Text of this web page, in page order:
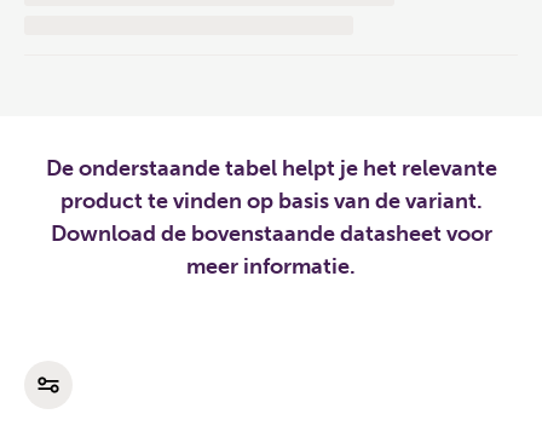
De onderstaande tabel helpt je het relevante
product te vinden op basis van de variant.
Download de bovenstaande datasheet voor
meer informatie.